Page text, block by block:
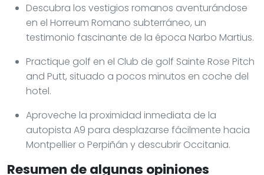
Descubra los vestigios romanos aventurándose
en el Horreum Romano subterráneo, un
testimonio fascinante de la época Narbo Martius.
Practique golf en el Club de golf Sainte Rose Pitch
and Putt, situado a pocos minutos en coche del
hotel.
Aproveche la proximidad inmediata de la
autopista A9 para desplazarse fácilmente hacia
Montpellier o Perpiñán y descubrir Occitania.
Resumen de algunas opiniones